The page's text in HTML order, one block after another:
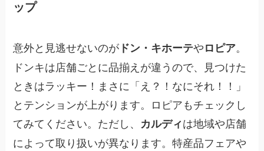
ップ
意外と見逃せないのが ドン・キホーテやロピア。
ドンキは店舗ごとに品揃えが違うので、見つけた
ときはラッキー！まさに「え？！なにそれ！！」
とテンションが上がります。ロピアもチェックし
てみてください。ただし、 カルディは地域や店舗
によって取り扱いが異なります。特産品フェアや